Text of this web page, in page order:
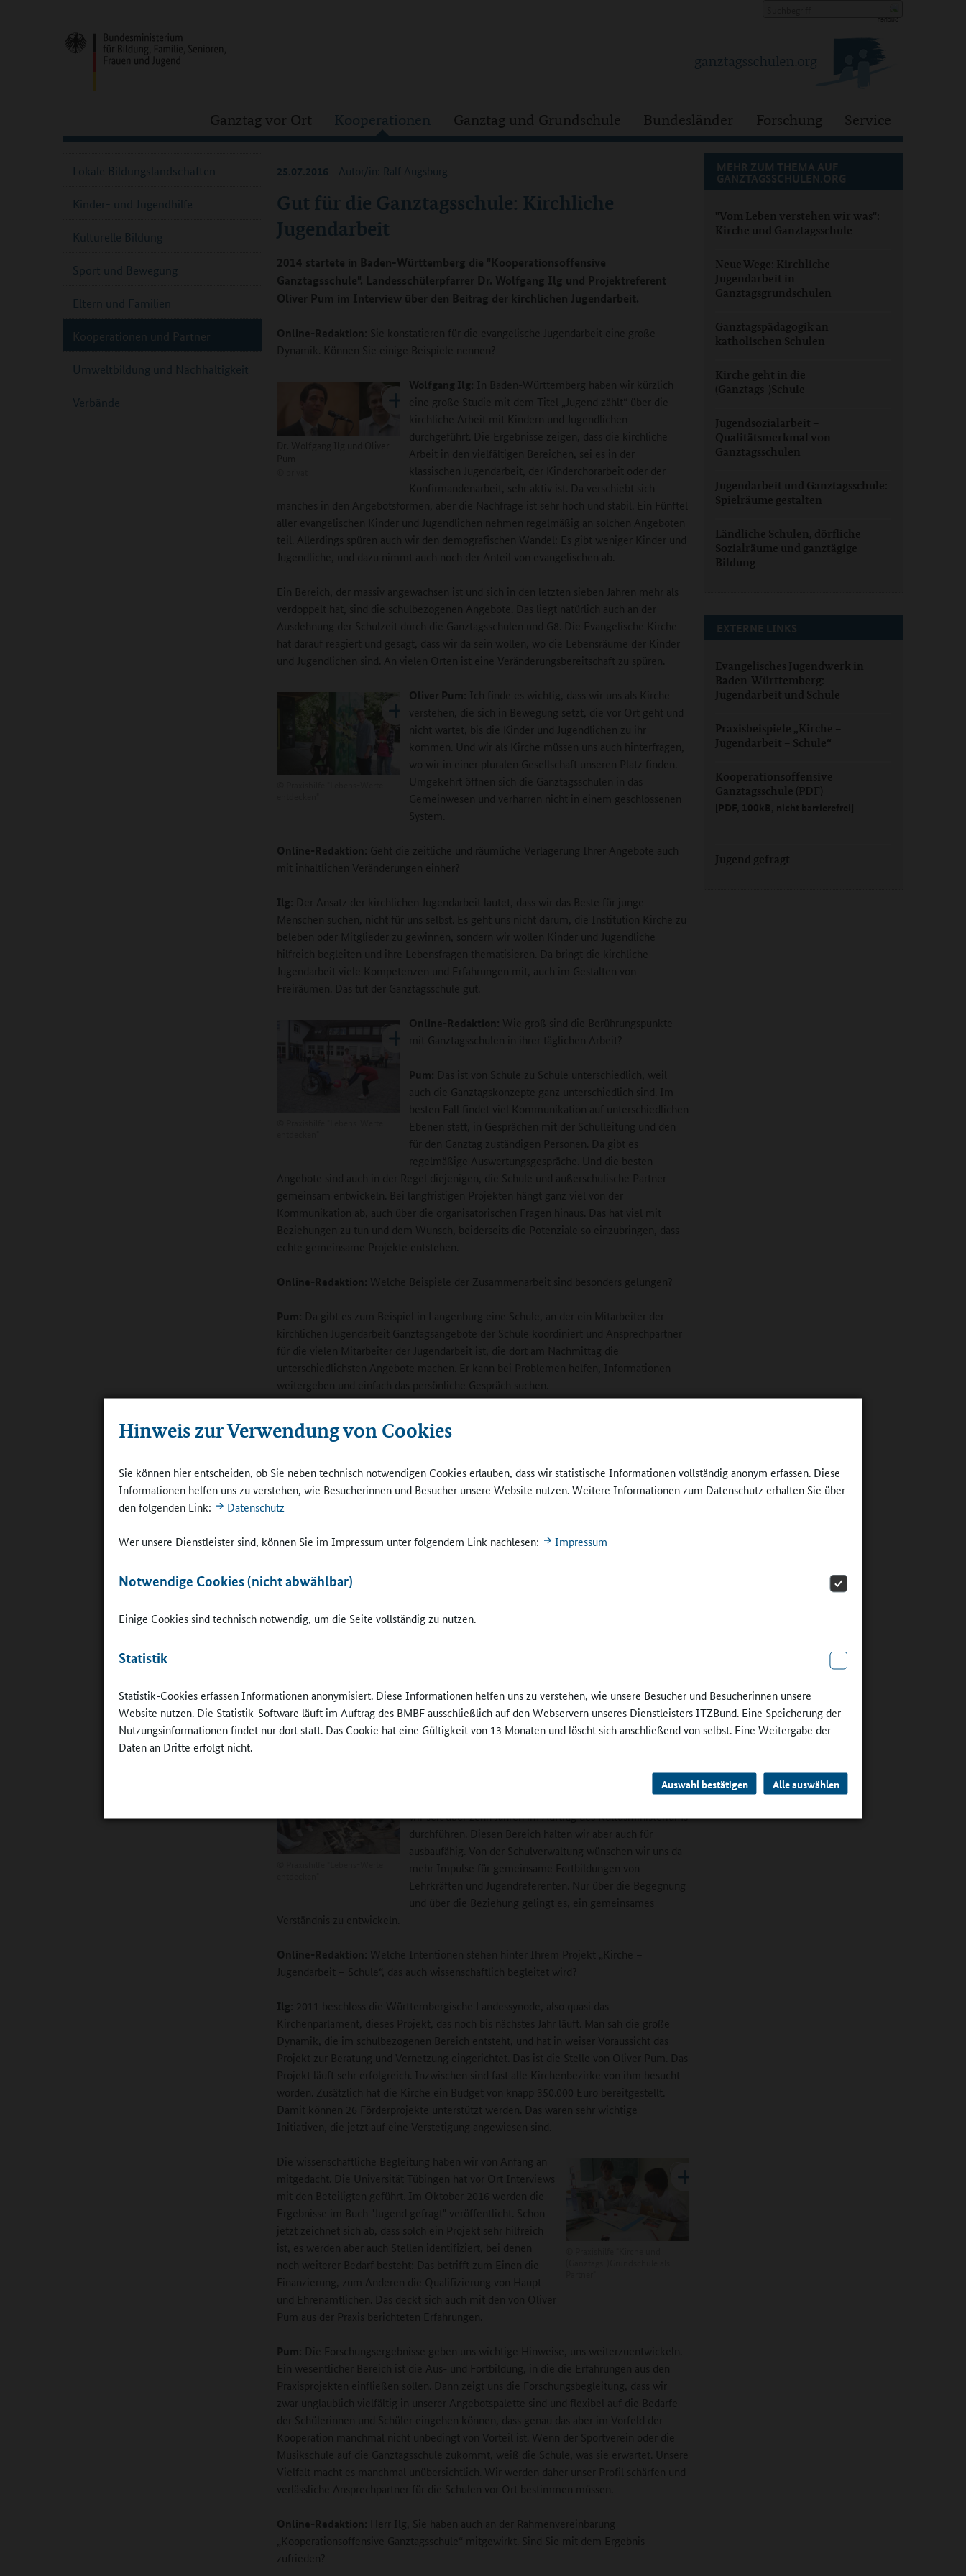
Hinweis zur Verwendung von Cookies
Sie können hier entscheiden, ob Sie neben technisch notwendigen Cookies erlauben, dass wir statistische Informationen vollständig anonym erfassen. Diese
Informationen helfen uns zu verstehen, wie Besucherinnen und Besucher unsere Website nutzen. Weitere Informationen zum Datenschutz erhalten Sie über
den folgenden Link:
Datenschutz
Wer unsere Dienstleister sind, können Sie im Impressum unter folgendem Link nachlesen: Impressum
Notwendige Cookies (nicht abwählbar)
Einige Cookies sind technisch notwendig, um die Seite vollständig zu nutzen.
Statistik
Statistik-Cookies erfassen Informationen anonymisiert. Diese Informationen helfen uns zu verstehen, wie unsere Besucher und Besucherinnen unsere
Website nutzen. Die Statistik-Software läuft im Auftrag des BMBF ausschließlich auf den Webservern unseres Dienstleisters ITZBund. Eine Speicherung der
Nutzungsinformationen findet nur dort statt. Das Cookie hat eine Gültigkeit von 13 Monaten und löscht sich anschließend von selbst. Eine Weitergabe der
Daten an Dritte erfolgt nicht.
Auswahl bestätigen Alle auswählen
Ganztag vor Ort Kooperationen Ganztag und Grundschule Bundesländer Forschung Service
Gut für die Ganztagsschule: Kirchliche
Jugendarbeit
25.07.2016 Autor/in: Ralf Augsburg
2014 startete in Baden-Württemberg die "Kooperationsoffensive
Ganztagsschule". Landesschülerpfarrer Dr. Wolfgang Ilg und Projektreferent
Oliver Pum im Interview über den Beitrag der kirchlichen Jugendarbeit.
Online-Redaktion:
Sie konstatieren für die evangelische Jugendarbeit eine große
Dynamik. Können Sie einige Beispiele nennen?
Wolfgang Ilg: In Baden-Württemberg haben wir kürzlich
eine große Studie mit dem Titel „Jugend zählt“ über die
kirchliche Arbeit mit Kindern und Jugendlichen
durchgeführt. Die Ergebnisse zeigen, dass die kirchliche
Arbeit in den vielfältigen Bereichen, sei es in der
klassischen Jugendarbeit, der Kinderchorarbeit oder der
Konfirmandenarbeit, sehr aktiv ist. Da verschiebt sich
manches in den Angebotsformen, aber die Nachfrage ist sehr hoch und stabil. Ein Fünftel
aller evangelischen Kinder und Jugendlichen nehmen regelmäßig an solchen Angeboten
teil. Allerdings spüren auch wir den demografischen Wandel: Es gibt weniger Kinder und
Jugendliche, und dazu nimmt auch noch der Anteil von evangelischen ab.
Ein Bereich, der massiv angewachsen ist und sich in den letzten sieben Jahren mehr als
verdoppelt hat, sind die schulbezogenen Angebote. Das liegt natürlich auch an der
Ausdehnung der Schulzeit durch die Ganztagsschulen und G8. Die Evangelische Kirche
hat darauf reagiert und gesagt, dass wir da sein wollen, wo die Lebensräume der Kinder
und Jugendlichen sind. An vielen Orten ist eine Veränderungsbereitschaft zu spüren.
Oliver Pum: Ich finde es wichtig, dass wir uns als Kirche
verstehen, die sich in Bewegung setzt, die vor Ort geht und
nicht wartet, bis die Kinder und Jugendlichen zu ihr
kommen. Und wir als Kirche müssen uns auch hinterfragen,
wo wir in einer pluralen Gesellschaft unseren Platz finden.
Umgekehrt öffnen sich die Ganztagsschulen in das
Gemeinwesen und verharren nicht in einem geschlossenen
System.
Online-Redaktion: Geht die zeitliche und räumliche Verlagerung Ihrer Angebote auch
mit inhaltlichen Veränderungen einher?
Ilg: Der Ansatz der kirchlichen Jugendarbeit lautet, dass wir das Beste für junge
Menschen suchen, nicht für uns selbst. Es geht uns nicht darum, die Institution Kirche zu
beleben oder Mitglieder zu gewinnen, sondern wir wollen Kinder und Jugendliche
hilfreich begleiten und ihre Lebensfragen thematisieren. Da bringt die kirchliche
Jugendarbeit viele Kompetenzen und Erfahrungen mit, auch im Gestalten von
Freiräumen. Das tut der Ganztagsschule gut.
Online-Redaktion: Wie groß sind die Berührungspunkte
mit Ganztagsschulen in ihrer täglichen Arbeit?
Pum: Das ist von Schule zu Schule unterschiedlich, weil
auch die Ganztagskonzepte ganz unterschiedlich sind. Im
besten Fall findet viel Kommunikation auf unterschiedlichen
Ebenen statt, in Gesprächen mit der Schulleitung und den
für den Ganztag zuständigen Personen. Da gibt es
regelmäßige Auswertungsgespräche. Und die besten
Angebote sind auch in der Regel diejenigen, die Schule und außerschulische Partner
gemeinsam entwickeln. Bei langfristigen Projekten hängt ganz viel von der
Kommunikation ab, auch über die organisatorischen Fragen hinaus. Das hat viel mit
Beziehungen zu tun und dem Wunsch, beiderseits die Potenziale so einzubringen, dass
echte gemeinsame Projekte entstehen.
Online-Redaktion: Welche Beispiele der Zusammenarbeit sind besonders gelungen?
Pum: Da gibt es zum Beispiel in Langenburg eine Schule, an der ein Mitarbeiter der
kirchlichen Jugendarbeit Ganztagsangebote der Schule koordiniert und Ansprechpartner
für die vielen Mitarbeiter der Jugendarbeit ist, die dort am Nachmittag die
unterschiedlichsten Angebote machen. Er kann bei Problemen helfen, Informationen
weitergeben und einfach das persönliche Gespräch suchen.
Gruppenarbeit mit musischen, kreativen und sportlichen
gefällt besonders das Projekt „Lese-Omis“, wo ältere
Damen gemeinsam mit Grundschülern lesen. Woanders gibt
es die Möglichkeit, in Kooperation mit der Musikschule ein
Posaunenchor mitzuspielen.
Online-Redaktion:
Jugendarbeit untereinander?
Ilg:Auf Landesebene arbeiten wir sehr gut mit den Katholischen Diözesen und mit der
Arbeit ein: Wir organisieren dreimal im Jahr unsere „Vernetzungstreffen Jugendarbeit
und Schule“. Da treffen sich die Akteure wie Jugendreferenten, Schulleitungen,
Schuldekane und andere, um Erfahrungen auszutauschen und voneinander zu lernen.
angekommen sind und von denen man etwas abschauen
kann. So zum Beispiel das Schülermentorenprogramm, das
wir seit über zehn Jahren im Auftrag des Kultusministeriums
durchführen. Diesen Bereich halten wir aber auch für
ausbaufähig. Von der Schulverwaltung wünschen wir uns da
mehr Impulse für gemeinsame Fortbildungen von
Lehrkräften und Jugendreferenten. Nur über die Begegnung
und über die Beziehung gelingt es, ein gemeinsames
Verständnis zu entwickeln.
Online-Redaktion: Welche Intentionen stehen hinter Ihrem Projekt „Kirche –
Jugendarbeit – Schule“, das auch wissenschaftlich begleitet wird?
Ilg:
2011 beschloss die Württembergische Landessynode, also quasi das
Kirchenparlament, dieses Projekt, das noch bis nächstes Jahr läuft. Man sah die große
Dynamik, die im schulbezogenen Bereich entsteht, und hat in weiser Voraussicht das
Projekt zur Beratung und Vernetzung eingerichtet. Das ist die Stelle von Oliver Pum. Das
Projekt läuft sehr erfolgreich. Inzwischen sind fast alle Kirchenbezirke von ihm besucht
worden. Zusätzlich hat die Kirche ein Budget von knapp 350.000 Euro bereitgestellt.
Damit können 26 Förderprojekte unterstützt werden. Das waren sehr wichtige
Initiativen, die jetzt auf eine Verstetigung angewiesen sind.
Die wissenschaftliche Begleitung haben wir von Anfang an
mitgedacht. Die Universität Tübingen hat vor Ort Interviews
mit den Beteiligten geführt. Im Oktober 2016 werden die
Ergebnisse im Buch "Jugend gefragt" veröffentlicht. Schon
jetzt zeichnet sich ab, dass solch ein Projekt sehr hilfreich
ist, es werden aber auch Stellen identifiziert, bei denen
noch weiterer Bedarf besteht: Das betrifft zum Einen die
Finanzierung, zum Anderen die Qualifizierung von Haupt-
und Ehrenamtlichen. Das deckt sich auch mit den von Oliver
Pum aus der Praxis berichteten Erfahrungen.
Pum: Die Forschungsergebnisse geben uns wichtige Hinweise, uns weiterzuentwickeln.
Ein wesentlicher Bereich ist die Aus- und Fortbildung, in die die Erfahrungen aus den
Praxisprojekten einfließen sollen. Dann zeigt uns die Forschungsbegleitung, dass wir
zwar unglaublich vielfältig in unserer Angebotspalette sind und flexibel auf die Bedarfe
der Schülerinnen und Schüler eingehen können, dass genau das aber im Vorfeld der
Kooperation manchmal nicht unbedingt von Vorteil ist. Wenn der Sportverein oder die
Musikschule auf die Ganztagsschule zukommt, weiß die Schule, was sie erwartet. Unsere
Vielfalt macht es manchmal unübersichtlich. Wir werden daher unser Profil schärfen und
verlässliche Ansprechpartner für die Schulen vor Ort bestimmen müssen.
Online-Redaktion: Herr Ilg, Sie haben auch an der Rahmenvereinbarung
„Kooperationsoffensive Ganztagsschule“ mitgewirkt. Sind Sie mit dem Ergebnis
zufrieden?
MEHR ZUM THEMA AUF
GANZTAGSSCHULEN.ORG
"Vom Leben verstehen wir was":
Kirche und Ganztagsschule
Neue Wege: Kirchliche
Jugendarbeit in
Ganztagsgrundschulen
Ganztagspädagogik an
katholischen Schulen
Kirche geht in die
(Ganztags-)Schule
Jugendsozialarbeit –
Qualitätsmerkmal von
Ganztagsschulen
Jugendarbeit und Ganztagsschule:
Spielräume gestalten
Ländliche Schulen, dörfliche
Sozialräume und ganztägige
Bildung
EXTERNE LINKS
Evangelisches Jugendwerk in
Baden-Württemberg:
Jugendarbeit und Schule
Praxisbeispiele „Kirche –
Jugendarbeit – Schule“
Kooperationsoffensive
Ganztagsschule (PDF)
[PDF, 100kB, nicht barrierefrei]
Jugend gefragt
Lokale Bildungslandschaften
Kinder- und Jugendhilfe
Kulturelle Bildung
Sport und Bewegung
Eltern und Familien
Kooperationen und Partner
Umweltbildung und Nachhaltigkeit
Verbände